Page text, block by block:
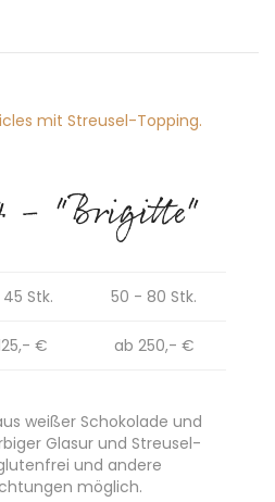
- "Brigitte"
Stk. 50 - 80 Stk.
€ ab 250,- €
weißer Schokolade und
Glasur und Streusel-
und andere
möglich.